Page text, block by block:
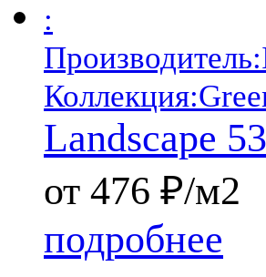
:
Производитель:
Коллекция:
Landscape
от 476 ₽/м2
подробнее